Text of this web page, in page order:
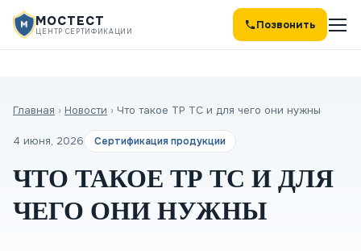
МОСТЕСТ
ЦЕНТР СЕРТИФИКАЦИИ Позвонить
Главная › Новости › Что такое ТР ТС и для чего они нужны
4 июня, 2026 Сертификация продукции
ЧТО ТАКОЕ ТР ТС И ДЛЯ
ЧЕГО ОНИ НУЖНЫ